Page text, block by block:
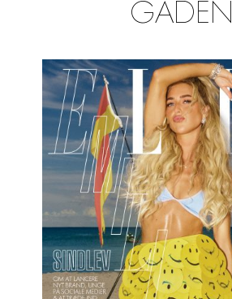
GADEN